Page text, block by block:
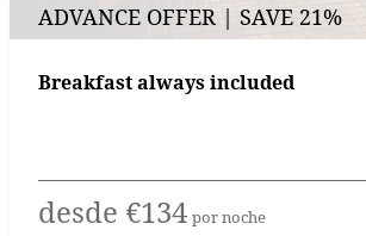
ADVANCE OFFER | SAVE 21%
Breakfast always included
desde €134 por noche